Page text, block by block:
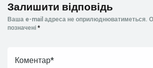
Залишити відповідь
Ваша e-mail адреса не оприлюднюватиметься.
позначені *